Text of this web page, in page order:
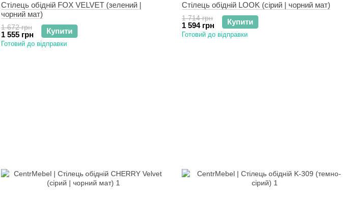
Стілець обідній FOX VELVET (зелений |
чорний мат)
1 672 грн
1 555 грн Купити
Готовий до відправки
Стілець обідній LOOK (сірий | чорний мат)
1 714 грн
1 594 грн Купити
Готовий до відправки